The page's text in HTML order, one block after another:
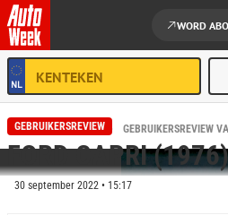
Ga naar de inhoud
WORD
HOME REVIEWS GEBRUIKERSREVIEW
GEBRUIKERSREVIEW
FORD CAPRI (1976)
30 september 2022 • 15:17